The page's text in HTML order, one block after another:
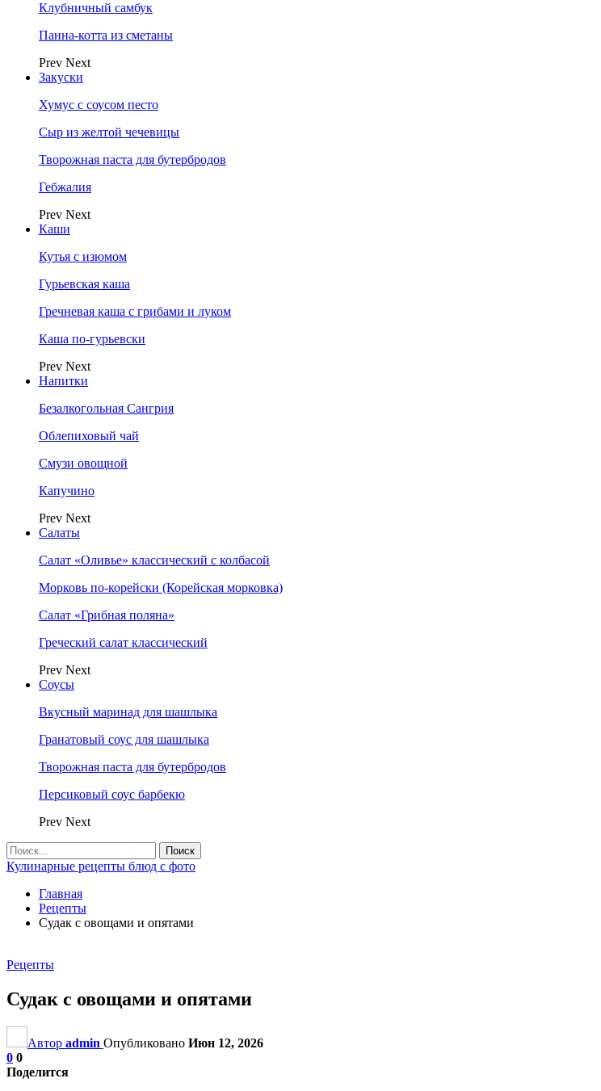
Клубничный самбук
Панна-котта из сметаны
Prev Next
Закуски
Хумус с соусом песто
Сыр из желтой чечевицы
Творожная паста для бутербродов
Гебжалия
Prev Next
Каши
Кутья с изюмом
Гурьевская каша
Гречневая каша с грибами и луком
Каша по-гурьевски
Prev Next
Напитки
Безалкогольная Сангрия
Облепиховый чай
Смузи овощной
Капучино
Prev Next
Салаты
Салат «Оливье» классический с колбасой
Морковь по-корейски (Корейская морковка)
Салат «Грибная поляна»
Греческий салат классический
Prev Next
Соусы
Вкусный маринад для шашлыка
Гранатовый соус для шашлыка
Творожная паста для бутербродов
Персиковый соус барбекю
Prev Next
Кулинарные рецепты блюд с фото
Главная
Рецепты
Судак с овощами и опятами
Рецепты
Судак с овощами и опятами
Автор admin Опубликовано Июн 12, 2026
0 0
Поделится